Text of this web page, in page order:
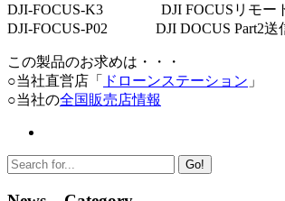
DJI-FOCUS-K3
DJI FOCUSリモー
DJI-FOCUS-P02
DJI DOCUS Part2
この製品のお求めは・・・
○当社直営店「
ドローンステーション 」
○当社の全国販売店情報
Go!